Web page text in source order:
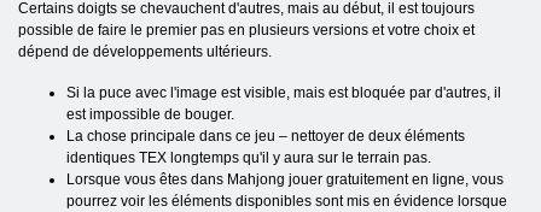
Certains doigts se chevauchent d'autres, mais au début, il est toujours
possible de faire le premier pas en plusieurs versions et votre choix et
dépend de développements ultérieurs.
Si la puce avec l'image est visible, mais est bloquée par d'autres, il
est impossible de bouger.
La chose principale dans ce jeu – nettoyer de deux éléments
identiques TEX longtemps qu'il y aura sur le terrain pas.
Lorsque vous êtes dans Mahjong jouer gratuitement en ligne, vous
pourrez voir les éléments disponibles sont mis en évidence lorsque